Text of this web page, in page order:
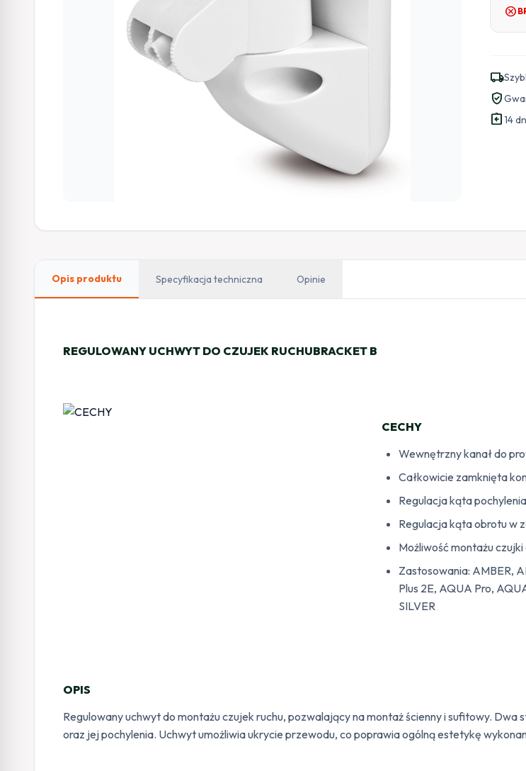
cancel
local_shipping
verified_user
assignment_return14
Opis produktu Specyfikacja techniczna Opinie
REGULOWANY UCHWYT DO CZUJEK RUCHUBRACKET B
CECHY
Wewnętrzny kanał do
Całkowicie zamknięta
Regulacja kąta
Regulacja kąta obrotu w
Możliwość montażu
Zastosowania: AMBER,
Plus 2E, AQUA Pro,
SILVER
OPIS
Regulowany uchwyt do montażu czujek ruchu, pozwalający na montaż ścienny i sufitowy.
oraz jej pochylenia. Uchwyt umożliwia ukrycie przewodu, co poprawia ogólną estetykę